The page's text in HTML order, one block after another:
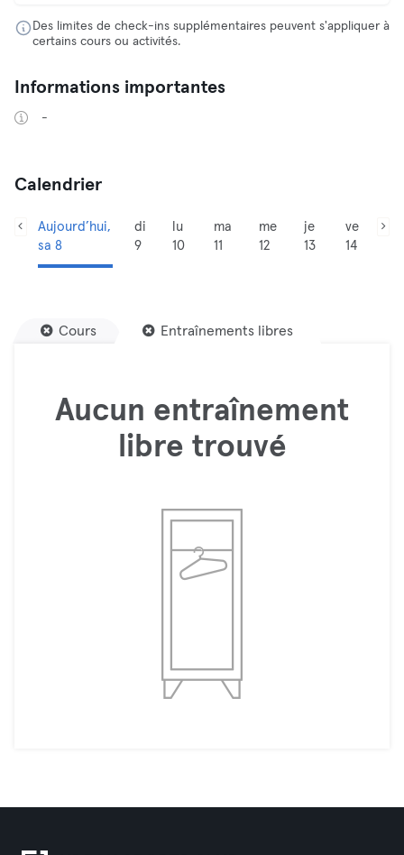
Des limites de check-ins supplémentaires peuvent s'appliquer à
certains cours ou activités.
Informations importantes
-
Calendrier
Aujourd’hui,
sa 8
di
9
lu
10
ma
11
me
12
je
13
ve
14
Cours Entraînements libres
Aucun entraînement
libre trouvé